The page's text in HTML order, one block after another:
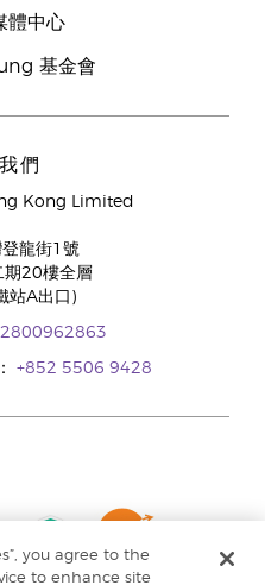
體中心
基金會
們
Kong Limited
龍街1號
期20樓全層
站A出口)
+852 5506 9428
you agree to the
to enhance site